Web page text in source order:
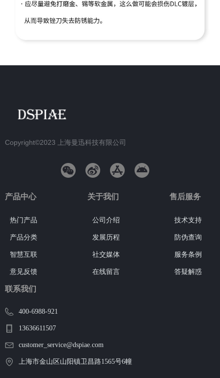
产品中心
热门产品
产品分类
智慧互联
意见反馈
公司介绍
发展历程
社交媒体
在线留言
关于我们
技术支持
防伪查询
服务条例
答疑解惑
售后服务
联系我们
400-6988-921
13636611507
customer_service@dspiae.com
上海市金山区山阳镇卫昌路1565号6幢
Copyright©2023 上海曼迅科技有限公司